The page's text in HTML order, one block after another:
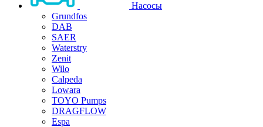
Насосы
Grundfos
DAB
SAER
Waterstry
Zenit
Wilo
Calpeda
Lowara
TOYO Pumps
DRAGFLOW
Espa